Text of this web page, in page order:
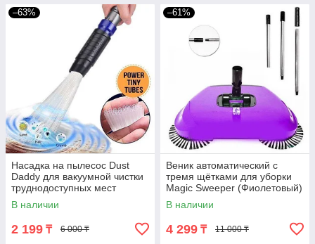
–63%
Насадка на пылесос Dust
Daddy для вакуумной чистки
труднодоступных мест
В наличии
2 199 ₸ 6 000 ₸
–61%
Веник автоматический с
тремя щётками для уборки
Magic Sweeper (Фиолетовый)
В наличии
4 299 ₸ 11 000 ₸